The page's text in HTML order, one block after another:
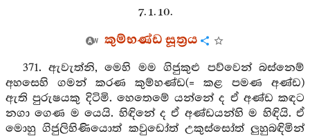
7. 1. 10.
කුම්භණ්ඩ සූත්‍රය
371. ඇවැත්නි, මෙහි මම ගිජුකුළු පව්වෙන් බස්නෙම්
අහසෙහි ගමන් කරණ කුම්හණ්ඩ(= කළ පමණ අණ්ඩ)
ඇති පුරුෂයකු දිටිමි. හෙතෙමේ යන්නේ ද ඒ අණ්ඩ කඳට
නගා ගෙණ ම යෙයි. හිඳිනේ ද ඒ අණ්ඩයන්හි ම හිඳියි. ඒ
මොහු ගිජුලිහිණියොත් කවුඩෝත් උකුස්සෝත් ලුහුබඳිමින්